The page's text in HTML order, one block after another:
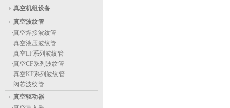
真空机组设备
真空波纹管
·真空焊接波纹管
·真空液压波纹管
·真空LF系列波纹管
·真空CF系列波纹管
·真空KF系列波纹管
·阀芯波纹管
真空驱动器